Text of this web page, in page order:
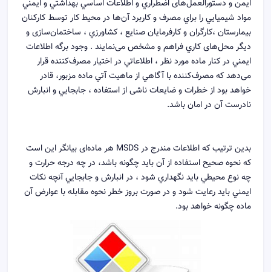
ايمن و دستورالعمل‌های اضطراري و اطلاعات اساسي بهداشتي و ايمني
مواد شيميايي را براي مصرف و كاربرد آن‌ها در محيط كار توسط کارکنان
بیمارستان ،كارگران و كارفرمايان صنايع ، كشاورزي ، ساختمان‌سازی و
ديگر محل‌های كاري فراهم و مشخص می‌نمایند . وجود برگه اطلاعات
ايمني در كنار ماده مورد نظر ، اطلاعاتي در اختيار مصرف‌کننده قرار
می‌دهد كه مصرف‌کننده با آگاهي از ماهيت آتي ماده مزبور، قادر
خواهد بود از خطرات و ضايعات ناشی از استفاده ، جابجايي و انبارش
نادرست آن در امان باشد.
بدين ترتيب كه اطلاعات مندرج در MSDS هر ماده‌ای بيانگر اين است
كه نحوه صحيح استفاده از آن بايد چگونه باشد، در چه درجه حرارت و
چه نوع محيطي بايد نگهداري شود ، در انبارش و جابجايي آنچه نكات
ايمني بايد رعايت شود و در صورت بروز خطر نحوه مقابله با عوارض آن
ماده چگونه خواهد بود.